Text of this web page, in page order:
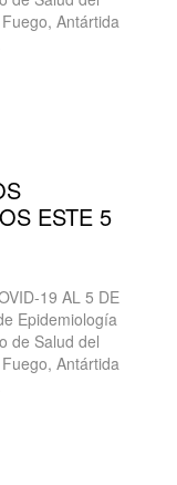
Antártida
ESTE 5
19 AL 5 DE
Epidemiología
de Salud del
Antártida